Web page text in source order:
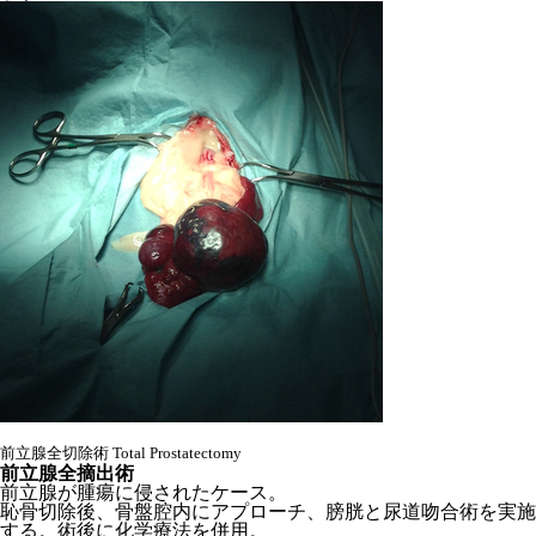
前立腺全切除術 Total Prostatectomy
前立腺全摘出術
前立腺が腫瘍に侵されたケース。
恥骨切除後、骨盤腔内にアプローチ、膀胱と尿道吻合術を実施
する。術後に化学療法を併用。